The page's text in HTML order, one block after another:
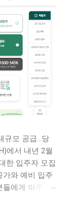
규모 공급…당
에서 내년 2월
한 입주자 모집
가와 예비 입주
들에게 아주 좋